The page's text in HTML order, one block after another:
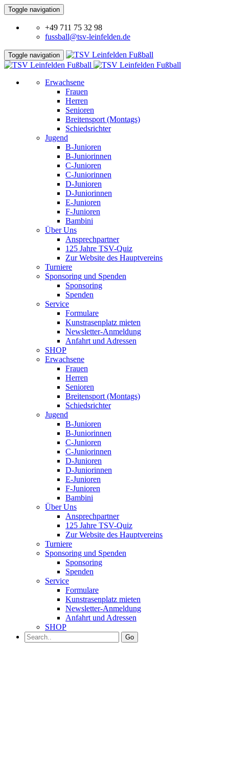
Toggle navigation
+49 711 75 32 98
fussball@tsv-leinfelden.de
Toggle navigation
Erwachsene
Frauen
Herren
Senioren
Breitensport (Montags)
Schiedsrichter
Jugend
B-Junioren
B-Juniorinnen
C-Junioren
C-Juniorinnen
D-Junioren
D-Juniorinnen
E-Junioren
F-Junioren
Bambini
Über Uns
Ansprechpartner
125 Jahre TSV-Quiz
Zur Website des Hauptvereins
Turniere
Sponsoring und Spenden
Sponsoring
Spenden
Service
Formulare
Kunstrasenplatz mieten
Newsletter-Anmeldung
Anfahrt und Adressen
SHOP
Erwachsene
Frauen
Herren
Senioren
Breitensport (Montags)
Schiedsrichter
Jugend
B-Junioren
B-Juniorinnen
C-Junioren
C-Juniorinnen
D-Junioren
D-Juniorinnen
E-Junioren
F-Junioren
Bambini
Über Uns
Ansprechpartner
125 Jahre TSV-Quiz
Zur Website des Hauptvereins
Turniere
Sponsoring und Spenden
Sponsoring
Spenden
Service
Formulare
Kunstrasenplatz mieten
Newsletter-Anmeldung
Anfahrt und Adressen
SHOP
Go